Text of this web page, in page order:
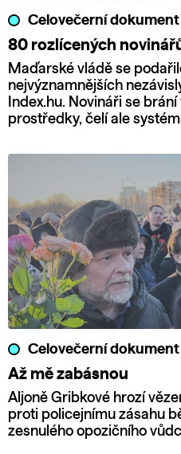
Celovečerní dokument
80 rozlícených
Maďarské vládě se
nejvýznamnějších
Index.hu. Novináři se
prostředky, čelí ale
Celovečerní dokument
Až mě zabásnou
Aljoně Gribkové hrozí
proti policejnímu zásahu
zesnulého opozičního